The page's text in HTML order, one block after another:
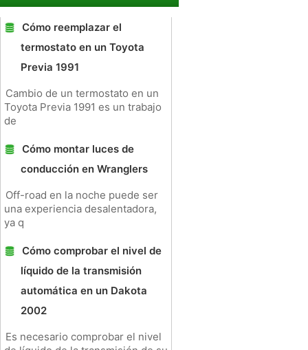
Cómo reemplazar el
termostato en un Toyota
Previa 1991
Cambio de un termostato en un
Toyota Previa 1991 es un trabajo
de
Cómo montar luces de
conducción en Wranglers
Off-road en la noche puede ser
una experiencia desalentadora,
ya q
Cómo comprobar el nivel de
líquido de la transmisión
automática en un Dakota
2002
Es necesario comprobar el nivel